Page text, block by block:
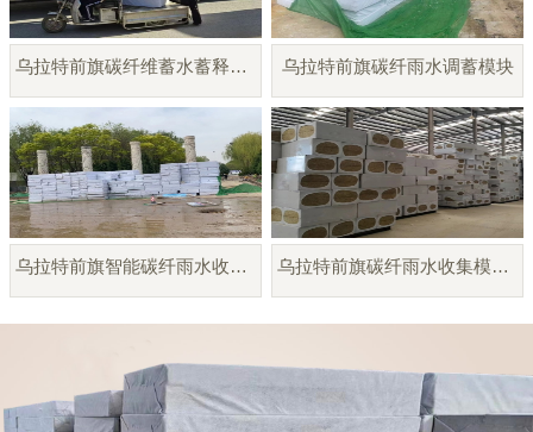
乌拉特前旗碳纤维蓄水蓄释模块 乌拉特前旗碳纤雨水调蓄模块
乌拉特前旗智能碳纤雨水收集模块 乌拉特前旗碳纤雨水收集模块厂家